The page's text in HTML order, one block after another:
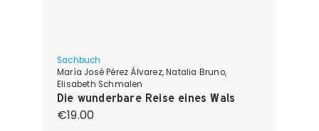
Sachbuch
María José Pérez Álvarez, Natalia Bruno,
Elisabeth Schmalen
Die wunderbare Reise eines Wals
Regular price:
€19.00